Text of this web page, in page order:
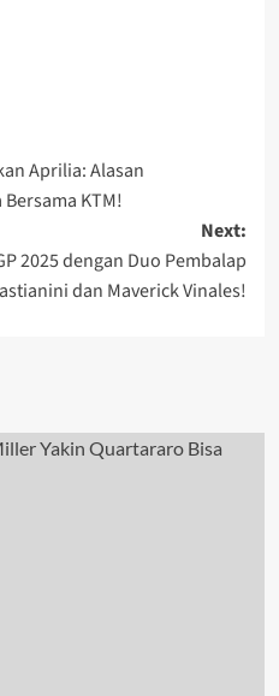
Aprilia: Alasan
KTM!
Next:
2025 dengan Duo Pembalap
dan Maverick Vinales!